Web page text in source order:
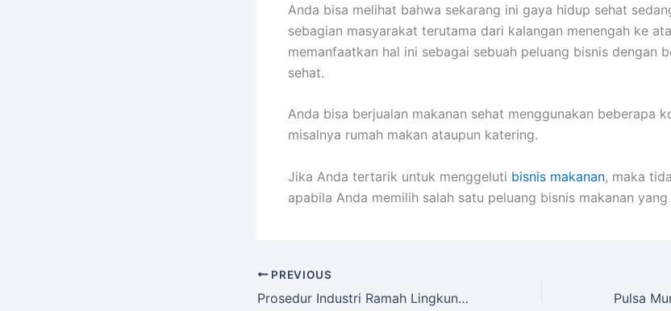
Anda bisa melihat bahwa sekarang ini gaya hidup sehat
sebagian masyarakat terutama dari kalangan menengah ke
memanfaatkan hal ini sebagai sebuah peluang bisnis dengan
sehat.
Anda bisa berjualan makanan sehat menggunakan beberapa
misalnya rumah makan ataupun katering.
Jika Anda tertarik untuk menggeluti bisnis makanan, maka
apabila Anda memilih salah satu peluang bisnis makanan
PREVIOUS
Prosedur Industri Ramah Lingkungan